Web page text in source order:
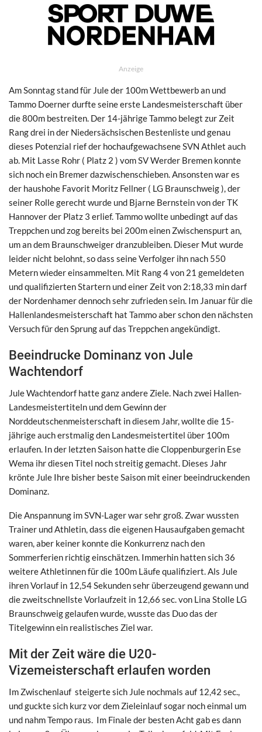
Anzeige
Am Sonntag stand für Jule der 100m Wettbewerb an und
Tammo Doerner durfte seine erste Landesmeisterschaft über
die 800m bestreiten. Der 14-jährige Tammo belegt zur Zeit
Rang drei in der Niedersächsischen Bestenliste und genau
dieses Potenzial rief der hochaufgewachsene SVN Athlet auch
ab. Mit Lasse Rohr ( Platz 2 ) vom SV Werder Bremen konnte
sich noch ein Bremer dazwischenschieben. Ansonsten war es
der haushohe Favorit Moritz Fellner ( LG Braunschweig ), der
seiner Rolle gerecht wurde und Bjarne Bernstein von der TK
Hannover der Platz 3 erlief. Tammo wollte unbedingt auf das
Treppchen und zog bereits bei 200m einen Zwischenspurt an,
um an dem Braunschweiger dranzubleiben. Dieser Mut wurde
leider nicht belohnt, so dass seine Verfolger ihn nach 550
Metern wieder einsammelten. Mit Rang 4 von 21 gemeldeten
und qualifizierten Startern und einer Zeit von 2:18,33 min darf
der Nordenhamer dennoch sehr zufrieden sein. Im Januar für die
Hallenlandesmeisterschaft hat Tammo aber schon den nächsten
Versuch für den Sprung auf das Treppchen angekündigt.
Beeindrucke Dominanz von Jule
Wachtendorf
Jule Wachtendorf hatte ganz andere Ziele. Nach zwei Hallen-
Landesmeistertiteln und dem Gewinn der
Norddeutschenmeisterschaft in diesem Jahr, wollte die 15-
jährige auch erstmalig den Landesmeistertitel über 100m
erlaufen. In der letzten Saison hatte die Cloppenburgerin Ese
Wema ihr diesen Titel noch streitig gemacht. Dieses Jahr
krönte Jule Ihre bisher beste Saison mit einer beeindruckenden
Dominanz.
Die Anspannung im SVN-Lager war sehr groß. Zwar wussten
Trainer und Athletin, dass die eigenen Hausaufgaben gemacht
waren, aber keiner konnte die Konkurrenz nach den
Sommerferien richtig einschätzen. Immerhin hatten sich 36
weitere Athletinnen für die 100m Läufe qualifiziert. Als Jule
ihren Vorlauf in 12,54 Sekunden sehr überzeugend gewann und
die zweitschnellste Vorlaufzeit in 12,66 sec. von Lina Stolle LG
Braunschweig gelaufen wurde, wusste das Duo das der
Titelgewinn ein realistisches Ziel war.
Mit der Zeit wäre die U20-
Vizemeisterschaft erlaufen worden
Im Zwischenlauf steigerte sich Jule nochmals auf 12,42 sec.,
und guckte sich kurz vor dem Zieleinlauf sogar noch einmal um
und nahm Tempo raus. Im Finale der besten Acht gab es dann